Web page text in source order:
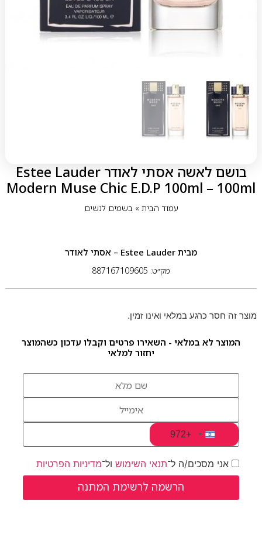
בושם לאשה אסתי לאודר Estee Lauder
Modern Muse Chic E.D.P 100ml – 100ml
עמוד הבית» בשמים לנשים
מבית Estee Lauder – אסתי לאודר
מק״ט: 887167109605
מוצר זה חסר כרגע במלאי ואינו זמין.
המוצר לא במלאי - השאירו פרטים וקבלו עדכון כשהמוצר
יחזור למלאי
Israel +972
+972
אני מסכים/ה ל־תנאי השימושול־מדיניות הפרטיות